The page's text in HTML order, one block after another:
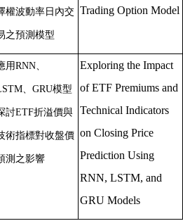
權波動率日內交
之預測模型
Trading Option Model
用RNN、
、GRU模型
討ETF折溢價與
術指標對收盤價
測之影響
Exploring the Impact
of ETF Premiums and
Technical Indicators
on Closing Price
Prediction Using
RNN, LSTM, and
GRU Models